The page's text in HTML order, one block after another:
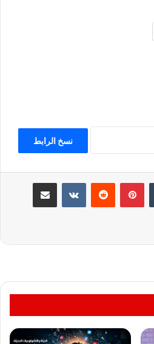
نسخ الرابط
بينتيريست مشاركة عبر البريد